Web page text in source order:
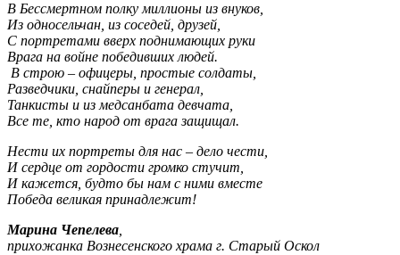
В Бессмертном полку миллионы из внуков,
Из односельчан, из соседей, друзей,
С портретами вверх поднимающих руки
Врага на войне победивших людей.
В строю – офицеры, простые солдаты,
Разведчики, снайперы и генерал,
Танкисты и из медсанбата девчата,
Все те, кто народ от врага защищал.
Нести их портреты для нас – дело чести,
И сердце от гордости громко стучит,
И кажется, будто бы нам с ними вместе
Победа великая принадлежит!
Марина Чепелева
прихожанка Вознесенского храма г. Старый Оскол